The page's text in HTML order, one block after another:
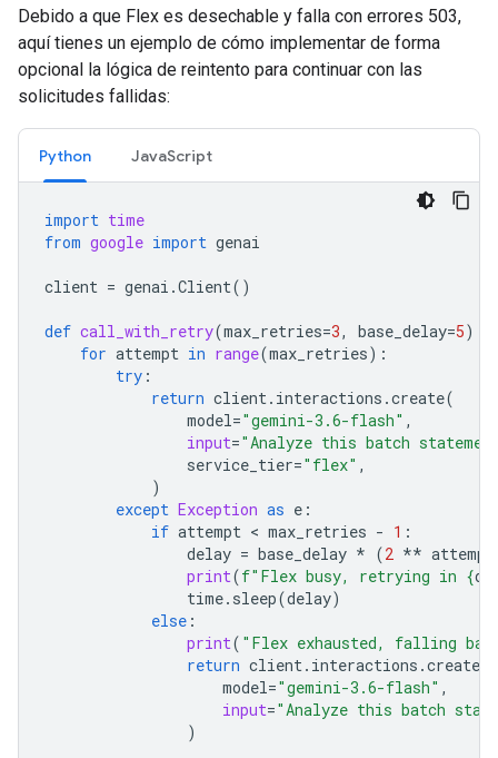
Debido a que Flex es desechable y falla con errores 503,
aquí tienes un ejemplo de cómo implementar de forma
opcional la lógica de reintento para continuar con las
solicitudes fallidas:
Python JavaScript
import time
from google import genai
client = genai .Client()
def call_with_retry(max_retries=3, base_delay=5):
for attempt in range(max_retries):
try :
return client. interactions .create(
model="gemini-3.6-flash" ,
input="Analyze this batch
service_tier="flex" ,
)
except Exception as e :
if attempt < max_retries - 1 :
delay = base_delay * (2 ** attempt
print(f"Flex busy, retrying in {
time. sleep(delay)
else :
print( "Flex exhausted, falling
return client. interactions .create
model="gemini-3.6-flash" ,
input="Analyze this batch
)